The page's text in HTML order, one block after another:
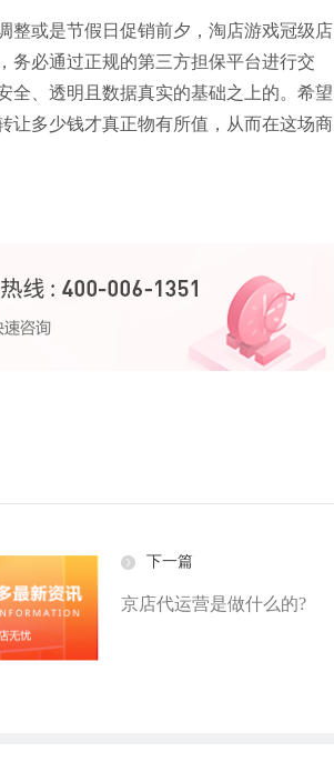
整或是节假日促销前夕，淘店游戏冠级店
务必通过正规的第三方担保平台进行交
全、透明且数据真实的基础之上的。希望
让多少钱才真正物有所值，从而在这场商
下一篇
京店代运营是做什么的?